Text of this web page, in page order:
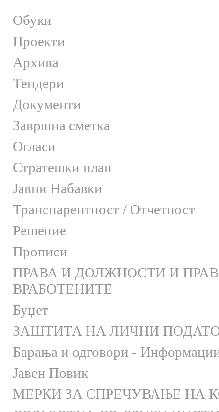
Обуки
Проекти
Архива
Тендери
Документи
Завршна сметка
Огласи
Стратешки план
Јавни Набавки
Транспарентност / Отчетност
Решение
Прописи
ПРАВА И ДОЛЖНОСТИ И
ВРАБОТЕНИТЕ
Буџет
ЗАШТИТА НА ЛИЧНИ
Барања и одговори - Информации
Јавен Повик
МЕРКИ ЗА СПРЕЧУВАЊЕ НА